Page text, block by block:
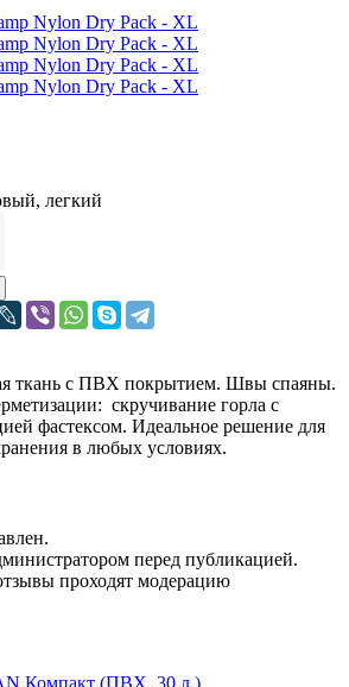
легкий
ткань с ПВХ покрытием. Швы спаяны.
скручивание горла с
фастексом. Идеальное решение для
в любых условиях.
перед публикацией.
проходят модерацию